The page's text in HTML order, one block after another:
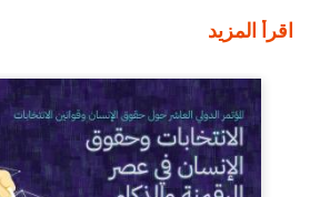
اقرأ المزيد